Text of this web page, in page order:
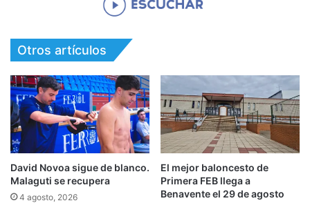
Otros artículos
David Novoa sigue de blanco.
Malaguti se recupera
4 agosto, 2026
El mejor baloncesto de
Primera FEB llega a
Benavente el 29 de agosto